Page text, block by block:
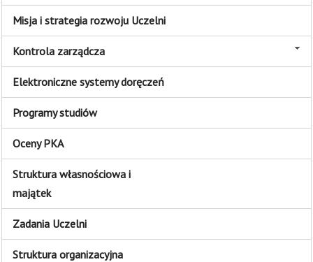
Misja i strategia rozwoju Uczelni
Kontrola zarządcza
Elektroniczne systemy doręczeń
Programy studiów
Oceny PKA
Struktura własnościowa i
majątek
Zadania Uczelni
Struktura organizacyjna